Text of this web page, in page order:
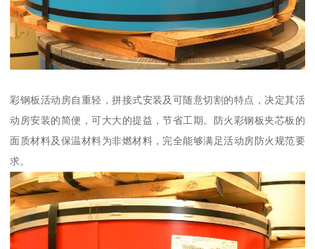
彩钢板活动房自重轻，拼接式安装及可随意切割的特点，决定其活
动房安装的简便，可大大的提益，节省工期。防火彩钢板夹芯板的
面质材料及保温材料为非燃材料，完全能够满足活动房防火规范要
求。